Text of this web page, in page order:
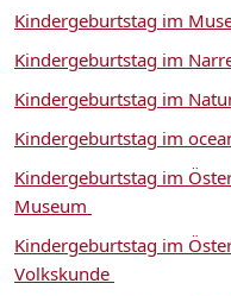
Kindergeburtstag im
Kindergeburtstag im
Kindergeburtstag im
Kindergeburtstag im
Kindergeburtstag im
Museum
Kindergeburtstag im
Volkskunde